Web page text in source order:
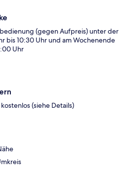
(gegen Aufpreis) unter der
bis 10:30 Uhr und am Wochenende
Uhr
(siehe Details)